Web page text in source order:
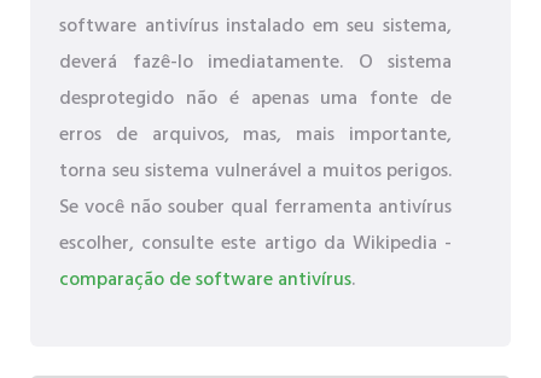
software antivírus instalado em seu sistema,
deverá fazê-lo imediatamente. O sistema
desprotegido não é apenas uma fonte de
erros de arquivos, mas, mais importante,
torna seu sistema vulnerável a muitos perigos.
Se você não souber qual ferramenta antivírus
escolher, consulte este artigo da Wikipedia -
comparação de software antivírus.